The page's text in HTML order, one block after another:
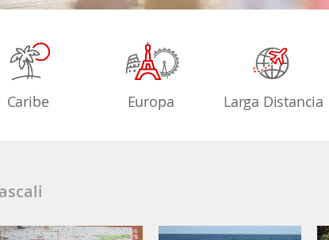
Caribe Europa Larga Distancia